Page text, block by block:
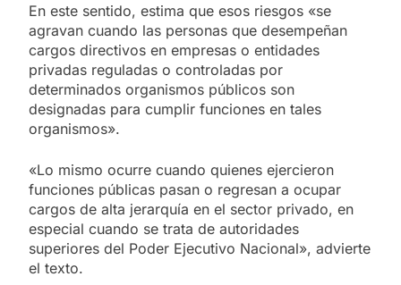
En este sentido, estima que esos riesgos «se
agravan cuando las personas que desempeñan
cargos directivos en empresas o entidades
privadas reguladas o controladas por
determinados organismos públicos son
designadas para cumplir funciones en tales
organismos».
«Lo mismo ocurre cuando quienes ejercieron
funciones públicas pasan o regresan a ocupar
cargos de alta jerarquía en el sector privado, en
especial cuando se trata de autoridades
superiores del Poder Ejecutivo Nacional», advierte
el texto.